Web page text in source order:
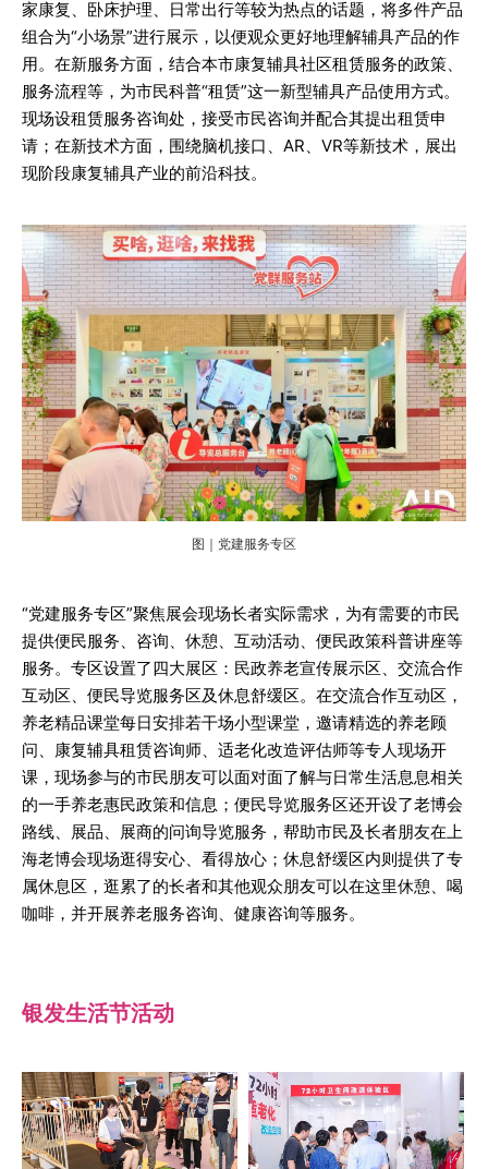
家康复、卧床护理、日常出行等较为热点的话题，将多件产品
组合为“小场景”进行展示，以便观众更好地理解辅具产品的作
用。在新服务方面，结合本市康复辅具社区租赁服务的政策、
服务流程等，为市民科普“租赁”这一新型辅具产品使用方式。
现场设租赁服务咨询处，接受市民咨询并配合其提出租赁申
请；在新技术方面，围绕脑机接口、AR、VR等新技术，展出
现阶段康复辅具产业的前沿科技。
图｜党建服务专区
“党建服务专区”聚焦展会现场长者实际需求，为有需要的市民
提供便民服务、咨询、休憩、互动活动、便民政策科普讲座等
服务。专区设置了四大展区：民政养老宣传展示区、交流合作
互动区、便民导览服务区及休息舒缓区。在交流合作互动区，
养老精品课堂每日安排若干场小型课堂，邀请精选的养老顾
问、康复辅具租赁咨询师、适老化改造评估师等专人现场开
课，现场参与的市民朋友可以面对面了解与日常生活息息相关
的一手养老惠民政策和信息；便民导览服务区还开设了老博会
路线、展品、展商的问询导览服务，帮助市民及长者朋友在上
海老博会现场逛得安心、看得放心；休息舒缓区内则提供了专
属休息区，逛累了的长者和其他观众朋友可以在这里休憩、喝
咖啡，并开展养老服务咨询、健康咨询等服务。
银发生活节活动